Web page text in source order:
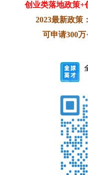
创业类落地政策+
2023最新政策
可申请300